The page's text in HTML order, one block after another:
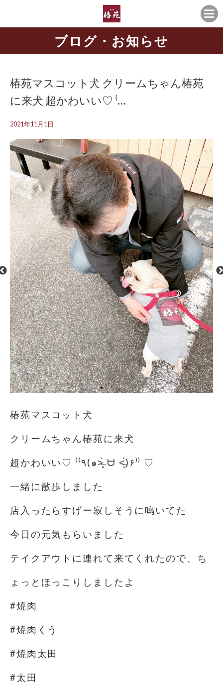
ブログ・お知らせ
椿苑マスコット犬 クリームちゃん椿苑
に来犬 超かわいい♡ ⁽…
2021年11月1日
椿苑マスコット犬
クリームちゃん椿苑に来犬
超かわいい♡ ⁽⁽٩(๑˃̶͈̀ ᗨ ˂̶͈́)۶⁾⁾ ♡
一緒に散歩しました
店入ったらすげー寂しそうに鳴いてた
今日の元気もらいました
テイクアウトに連れて来てくれたので、ち
ょっとほっこりしましたよ
#焼肉
#焼肉くう
#焼肉太田
#太田